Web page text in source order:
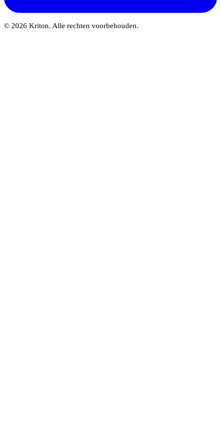
© 2026 Kriton. Alle rechten voorbehouden.